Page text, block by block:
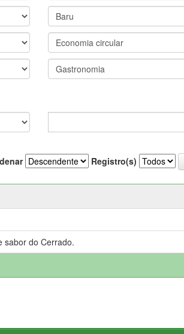
Registro(s)
sabor do Cerrado.